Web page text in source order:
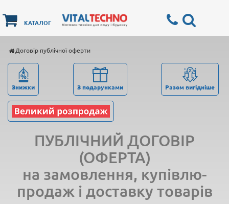
КАТАЛОГ
Договір публічної оферти
Знижки З подарунками Разом вигідніше
ПУБЛІЧНИЙ ДОГОВІР
(ОФЕРТА)
на замовлення, купівлю-
продаж і доставку товарів